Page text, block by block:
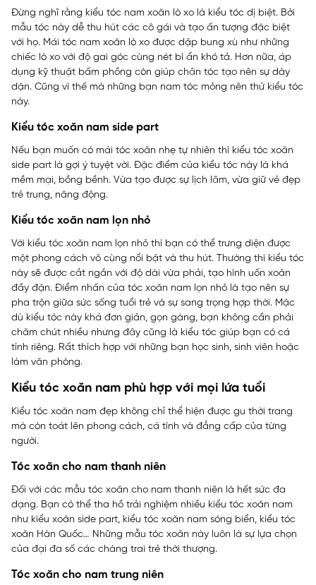
Đừng nghĩ rằng kiểu tóc nam xoăn lò xo là kiểu tóc dị biệt. Bởi
mẫu tóc này dễ thu hút các cô gái và tạo ấn tượng đặc biệt
với họ. Mái tóc nam xoăn lò xo được dập bung xù như những
chiếc lò xo với độ gai góc cùng nét bí ẩn khó tả. Hơn nữa, áp
dụng kỹ thuật bấm phồng còn giúp chân tóc tạo nên sự dày
dặn. Cũng vì thế mà những bạn nam tóc mỏng nên thử kiểu tóc
này.
Kiểu tóc xoăn nam side part
Nếu bạn muốn có mái tóc xoăn nhẹ tự nhiên thì kiểu tóc xoăn
side part là gợi ý tuyệt vời. Đặc điểm của kiểu tóc này là khá
mềm mại, bồng bềnh. Vừa tạo được sự lịch lãm, vừa giữ vẻ đẹp
trẻ trung, năng động.
Kiểu tóc xoăn nam lọn nhỏ
Với kiểu tóc xoăn nam lọn nhỏ thì bạn có thể trưng diện được
một phong cách vô cùng nổi bật và thu hút. Thường thì kiểu tóc
này sẽ được cắt ngắn với độ dài vừa phải, tạo hình uốn xoăn
đầy đặn. Điểm nhấn của tóc xoăn nam lọn nhỏ là tạo nên sự
pha trộn giữa sức sống tuổi trẻ và sự sang trọng hợp thời. Mặc
dù kiểu tóc này khá đơn giản, gọn gàng, bạn không cần phải
chăm chút nhiều nhưng đây cũng là kiểu tóc giúp bạn có cá
tính riêng. Rất thích hợp với những bạn học sinh, sinh viên hoặc
làm văn phòng.
Kiểu tóc xoăn nam phù hợp với mọi lứa tuổi
Kiểu tóc xoăn nam đẹp không chỉ thể hiện được gu thời trang
mà còn toát lên phong cách, cá tính và đẳng cấp của từng
người.
Tóc xoăn cho nam thanh niên
Đối với các mẫu tóc xoăn cho nam thanh niên là hết sức đa
dạng. Bạn có thể tha hồ trải nghiệm nhiều kiểu tóc xoăn nam
như kiểu xoăn side part, kiểu tóc xoăn nam sóng biển, kiểu tóc
xoăn Hàn Quốc… Những mẫu tóc xoăn này luôn là sự lựa chọn
của đại đa số các chàng trai trẻ thời thượng.
Tóc xoăn cho nam trung niên